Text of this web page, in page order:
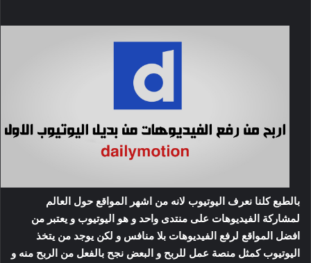
بالطبع كلنا نعرف اليوتيوب لانه من اشهر المواقع حول العالم
لمشاركة الفيديوهات على منتدى واحد و هو اليوتيوب و يعتبر من
افضل المواقع لرفع الفيديوهات بلا منافس و لكن يوجد من يتخذ
اليوتيوب كمثل منصة عمل للربح و البعض نجح بالفعل من الربح منه و